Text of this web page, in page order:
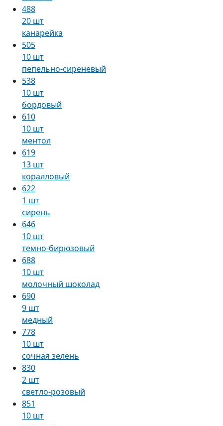
488
20 шт
канарейка
505
10 шт
пепельно-сиреневый
538
10 шт
бордовый
610
10 шт
ментол
619
13 шт
коралловый
622
1 шт
сирень
646
10 шт
темно-бирюзовый
688
10 шт
молочный шоколад
690
9 шт
медный
778
10 шт
сочная зелень
830
2 шт
светло-розовый
851
10 шт